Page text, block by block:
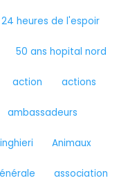
24 heures de l'espoir
50 ans hopital nord
action actions
ambassadeurs
Animaux
association